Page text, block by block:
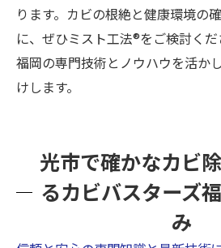
ります。カビの根絶と健康環境の
に、ぜひミスト工法®をご検討く
福岡の専門技術とノウハウを活か
けします。
光市で確かなカビ
るカビバスターズ
み